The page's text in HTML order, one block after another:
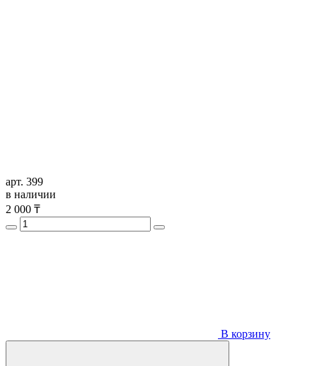
арт. 399
в наличии
2 000 ₸
В корзину